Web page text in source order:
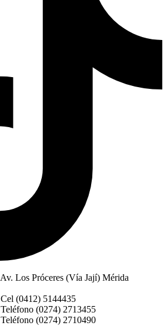
Av. Los Próceres (Vía Jají) Mérida
Cel (0412) 5144435
Teléfono (0274) 2713455
Teléfono (0274) 2710490